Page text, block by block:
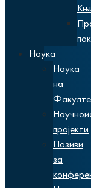
Наука
Наука
на
пројекти
Позиви
за